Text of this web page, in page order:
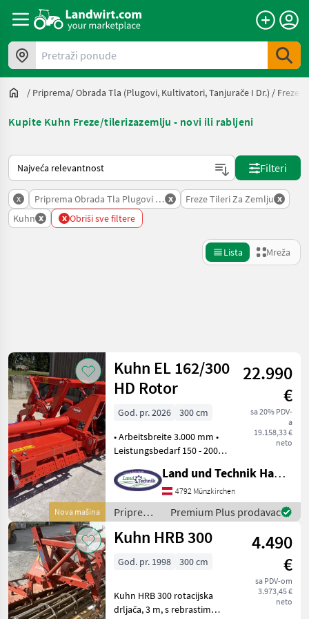
Pretraži ponude
/ Priprema/ Obrada Tla (plugovi, Kultivatori, Tanjurače I Dr.) / Freze/
Kupite Kuhn Freze/tilerizazemlju - novi ili rabljeni
Način na koji sortira Landwirt.com
Filteri
x Priprema Obrada Tla Plugovi Kultivatori Tanjurace I Dr
x Freze Tileri Za Zemlju x
Kuhn x x Obriši sve filtere
Lista Mreža
Kategorija 4 Država Filteri
TRENUTNA
PUTANJA
Poljoprivredna
tehnika
Priprema
Obrada Tla
Plugovi
Kultivatori
Tanjurace I
Dr
Freze
Tileri Za
Zemlju
Kuhn
Resetuj
Prikaži
11
rezultata
Nova mašina
Kuhn EL 162/300
HD Rotor
22.990
€
sa 20% PDV-
a
19.158,33 €
neto
God. pr. 2026
300 cm
• Arbeitsbreite 3.000 mm •
Leistungsbedarf 150 - 200
Zapfwellenantrieb 540/760
& 1.000 U/min • Duplex
Getriebe mit Durchtrieb
und 2.
Land und Technik HandelsgesmbH
4792 Münzkirchen
Priprema/
obrada tla
(plugovi,
tanjurače
Kuhn
Premium Plus prodavac
Kuhn HRB 300
4.490
€
sa PDV-om
3.973,45 €
neto
God. pr. 1998 300 cm
Kuhn HRB 300 rotacijska
drljača, 3 m, s rebrastim